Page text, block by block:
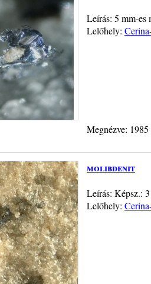
Leírás: 5 mm-es
Lelőhely:
Megnézve:
molibdenit
Leírás: Képsz.:
Lelőhely: